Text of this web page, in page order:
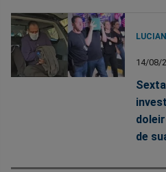
14/08/
de